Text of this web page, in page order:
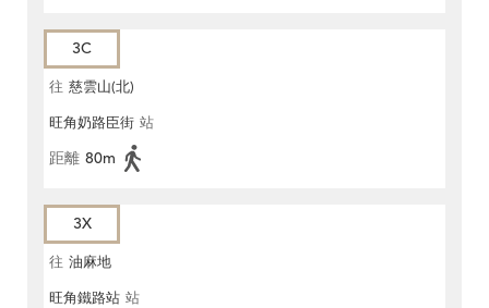
3C
往 慈雲山(北)
旺角奶路臣街 站
距離 80m
3X
往 油麻地
旺角鐵路站 站